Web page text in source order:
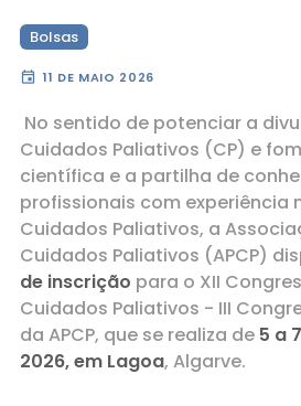
Bolsas
event 11 DE MAIO 2026
No sentido de potenciar a
Cuidados Paliativos (CP) e
científica e a partilha de
profissionais com experiência
Cuidados Paliativos, a
Cuidados Paliativos (APCP)
de inscrição para o XII
Cuidados Paliativos - III
da APCP, que se realiza de 5 a
2026, em Lagoa, Algarve.